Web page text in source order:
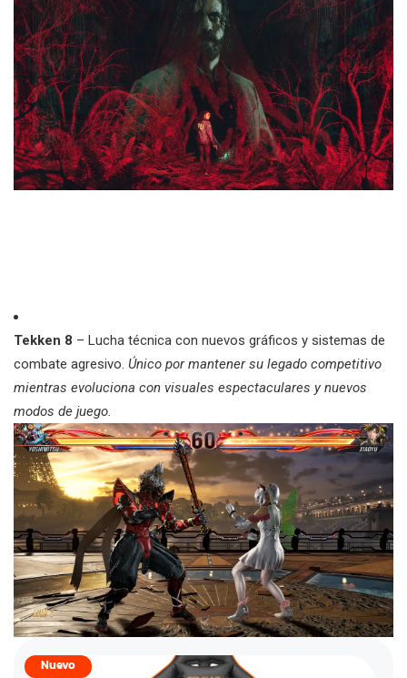
Tekken 8 – Lucha técnica con nuevos gráficos y sistemas de
combate agresivo. Único por mantener su legado competitivo
mientras evoluciona con visuales espectaculares y nuevos
modos de juego.
Nuevo